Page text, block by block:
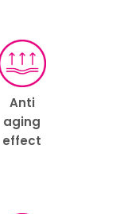
Anti
aging
effect